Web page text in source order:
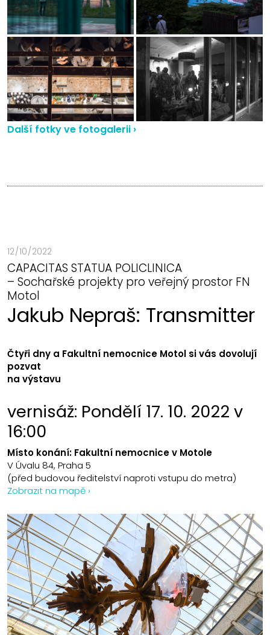
Další fotky ve fotogalerii ›
12 / 10 / 2022
CAPACITAS STATUA POLICLINICA
– Sochařské projekty pro veřejný prostor FN
Motol
Jakub Nepraš: Transmitter
Čtyři dny a Fakultní nemocnice Motol si vás dovolují
pozvat
na výstavu
vernisáž: Pondělí 17. 10. 2022 v
16:00
Místo konání: Fakultní nemocnice v Motole
V Úvalu 84, Praha 5
(před budovou ředitelství naproti vstupu do metra)
Zobrazit na mapě ›